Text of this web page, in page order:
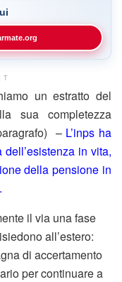
un estratto del
sua completezza
– L’inps ha
in vita,
della pensione in
il via una fase
all’estero:
di accertamento
per continuare a